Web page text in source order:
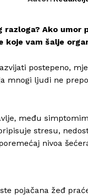
Ako umor
koje vam šalje
postepeno,
mnogi ljudi ne
među
stresu,
nivoa
pojačana žeđ